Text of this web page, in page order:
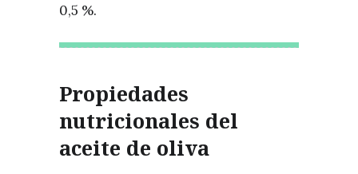
0,5 %.
Propiedades
nutricionales del
aceite de oliva